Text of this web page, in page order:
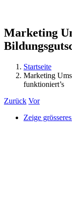
Marketing
Startseite
Marketing
funktioniert’s
Zurück Vor
Zeige